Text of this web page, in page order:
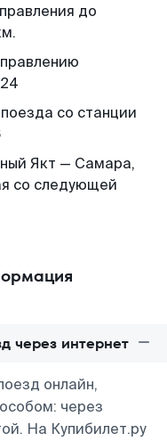
до
со станции
Якт — Самара,
со следующей
через интернет
онлайн,
через
На Купибилет.ру